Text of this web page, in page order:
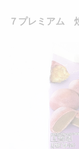
７プレミアム